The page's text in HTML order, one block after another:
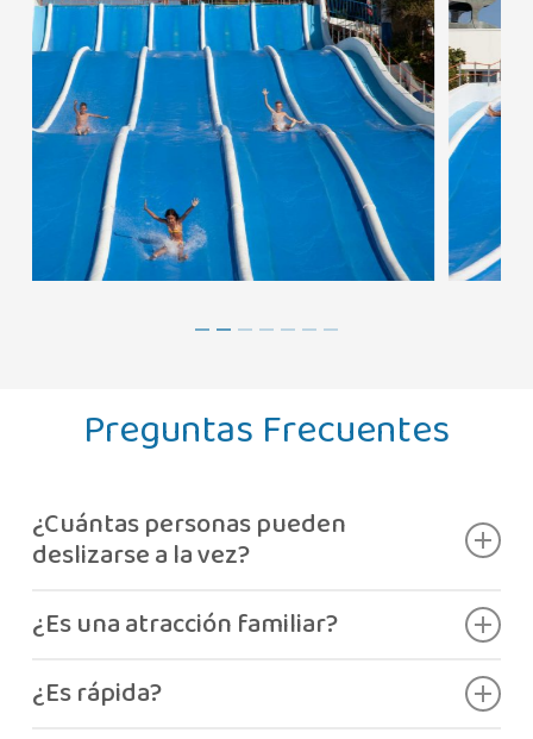
Preguntas Frecuentes
¿Cuántas personas pueden
deslizarse a la vez?
¿Es una atracción familiar?
¿Es rápida?